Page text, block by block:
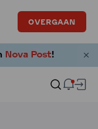
OVERGAAN